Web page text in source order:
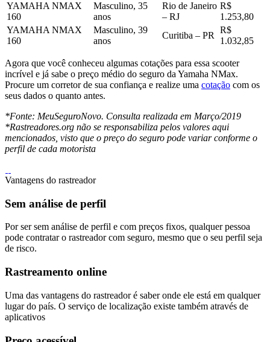
YAMAHA NMAX
160
Masculino, 35
anos
Rio de Janeiro
– RJ
R$
1.253,80
YAMAHA NMAX
160
Masculino, 39
anos
Curitiba – PR
R$
1.032,85
Agora que você conheceu algumas cotações para essa scooter
incrível e já sabe o preço médio do seguro da Yamaha NMax.
Procure um corretor de sua confiança e realize uma cotação com os
seus dados o quanto antes.
*Fonte: MeuSeguroNovo. Consulta realizada em Março/2019
*Rastreadores.org não se responsabiliza pelos valores aqui
mencionados, visto que o preço do seguro pode variar conforme o
perfil de cada motorista
Vantagens do rastreador
Sem análise de perfil
Por ser sem análise de perfil e com preços fixos, qualquer pessoa
pode contratar o rastreador com seguro, mesmo que o seu perfil seja
de risco.
Rastreamento online
Uma das vantagens do rastreador é saber onde ele está em qualquer
lugar do país. O serviço de localização existe também através de
aplicativos